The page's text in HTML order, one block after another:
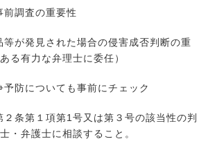
調査の重要性
が発見された場合の侵害成否判断の重
る有力な弁理士に委任）
防についても事前にチェック
条第１項第1号又は第３号の該当性の判
・弁護士に相談すること。